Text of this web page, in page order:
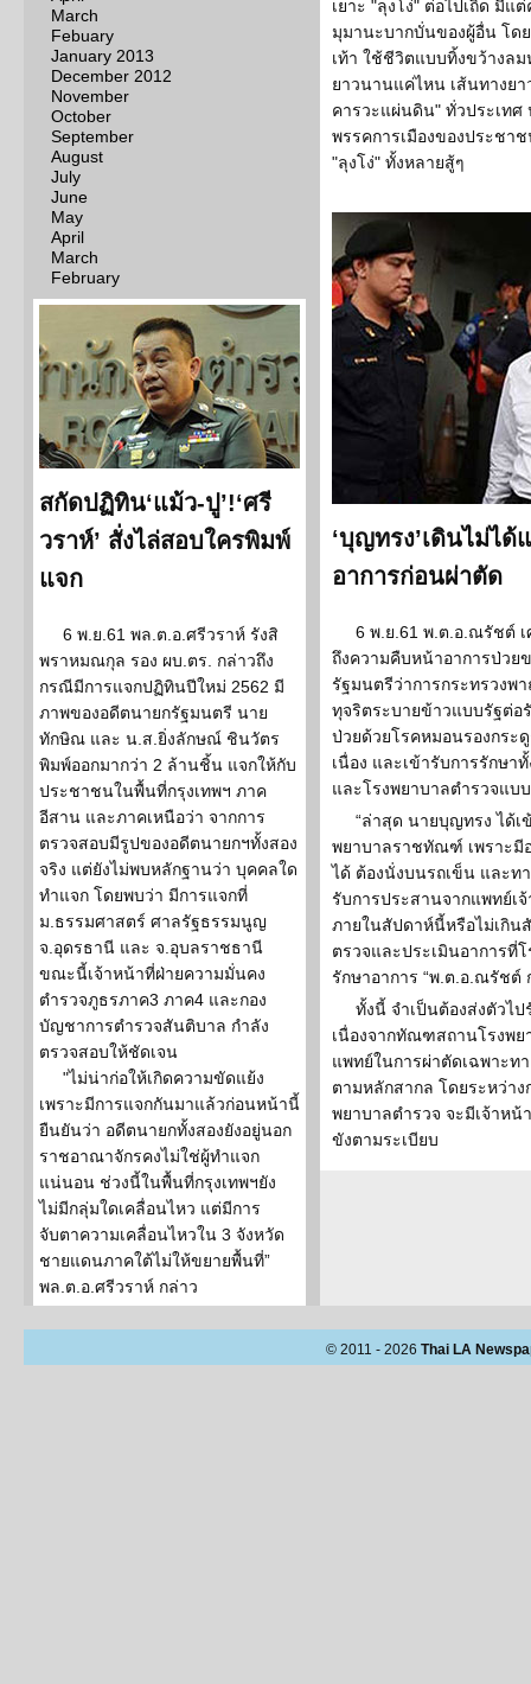
March
Febuary
January 2013
December 2012
November
October
September
August
July
June
May
April
March
February
สกัดปฏิทิน‘แม้ว-ปู’!‘ศรี
วราห์’ สั่งไล่สอบใครพิมพ์
แจก
6 พ.ย.61 พล.ต.อ.ศรีวราห์ รังสิ
พราหมณกุล รอง ผบ.ตร. กล่าวถึง
กรณีมีการแจกปฏิทินปีใหม่ 2562 มี
ภาพของอดีตนายกรัฐมนตรี นาย
ทักษิณ และ น.ส.ยิ่งลักษณ์ ชินวัตร
พิมพ์ออกมากว่า 2 ล้านชิ้น แจกให้กับ
ประชาชนในพื้นที่กรุงเทพฯ ภาค
อีสาน และภาคเหนือว่า จากการ
ตรวจสอบมีรูปของอดีตนายกฯทั้งสอง
จริง แต่ยังไม่พบหลักฐานว่า บุคคลใด
ทำแจก โดยพบว่า มีการแจกที่
ม.ธรรมศาสตร์ ศาลรัฐธรรมนูญ
จ.อุดรธานี และ จ.อุบลราชธานี
ขณะนี้เจ้าหน้าที่ฝ่ายความมั่นคง
ตำรวจภูธรภาค3 ภาค4 และกอง
บัญชาการตำรวจสันติบาล กำลัง
ตรวจสอบให้ชัดเจน
"ไม่น่าก่อให้เกิดความขัดแย้ง
เพราะมีการแจกกันมาแล้วก่อนหน้านี้
ยืนยันว่า อดีตนายกทั้งสองยังอยู่นอก
ราชอาณาจักรคงไม่ใช่ผู้ทำแจก
แน่นอน ช่วงนี้ในพื้นที่กรุงเทพฯยัง
ไม่มีกลุ่มใดเคลื่อนไหว แต่มีการ
จับตาความเคลื่อนไหวใน 3 จังหวัด
ชายแดนภาคใต้ไม่ให้ขยายพื้นที่”
พล.ต.อ.ศรีวราห์ กล่าว
เยาะ "ลุงโง่" ต่อไปเถิด มีแ
มุมานะบากบั่นของผู้อื่น โด
เท้า ใช้ชีวิตแบบทิ้งขว้างลม
ยาวนานแค่ไหน เส้นทางยา
คารวะแผ่นดิน" ทั่วประเทศ
พรรคการเมืองของประชา
"ลุงโง่" ทั้งหลายสู้ๆ
‘บุญทรง’เดินไม่ไ
อาการก่อนผ่าตัด
6 พ.ย.61 พ.ต.อ.ณรัชต์
ถึงความคืบหน้าอาการป่วย
รัฐมนตรีว่าการกระทรวงพ
ทุจริตระบายข้าวแบบรัฐต่อ
ป่วยด้วยโรคหมอนรองกระ
เนื่อง และเข้ารับการรักษ
และโรงพยาบาลตำรวจแบ
“ล่าสุด นายบุญทรง ได้
พยาบาลราชทัณฑ์ เพราะมี
ได้ ต้องนั่งบนรถเข็น และ
รับการประสานจากแพทย์เ
ภายในสัปดาห์นี้หรือไม่เกิ
ตรวจและประเมินอาการที่
รักษาอาการ “พ.ต.อ.ณรัชต์
ทั้งนี้ จำเป็นต้องส่งตัวไ
เนื่องจากทัณฑสถานโรงพ
แพทย์ในการผ่าตัดเฉพาะท
ตามหลักสากล โดยระหว่า
พยาบาลตำรวจ จะมีเจ้าห
ขังตามระเบียบ
© 2011 - 2026 Thai LA